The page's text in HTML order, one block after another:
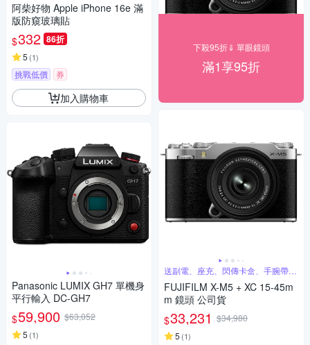
阿柴好物 Apple iPhone 16e 滿
版防窺玻璃貼
$332 86折
5 (1)
挑戰低價 券
加入購物車
Panasonic LUMIX GH7 單機身
平行輸入 DC-GH7
$59,900 $63,052
5 (1)
下殺95折⇓ 單眼鏡頭
滿1享95折
送副電、座充、閃傳卡盒、手腕帶、
蔡司噴霧
FUJIFILM X-M5 + XC 15-45m
m 鏡頭 公司貨
$33,231 $34,980
5 (1)